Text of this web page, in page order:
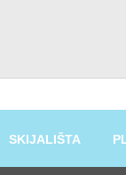
SKIJALIŠTA